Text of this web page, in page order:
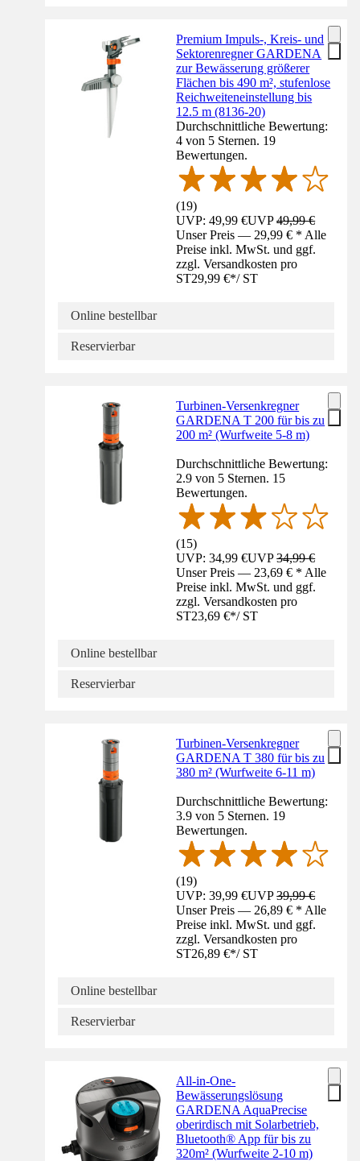
Premium Impuls-, Kreis- und
Sektorenregner GARDENA
zur Bewässerung größerer
Flächen bis 490 m², stufenlose
Reichweiteneinstellung bis
12.5 m (8136-20)
Durchschnittliche Bewertung:
4 von 5 Sternen. 19
Bewertungen.
(19)
UVP: 49,99 €UVP49,99 €
Unser Preis — 29,99 € * Alle
Preise inkl. MwSt. und ggf.
zzgl. Versandkosten pro
ST29,99 €*/ ST
Online bestellbar
Reservierbar
Turbinen-Versenkregner
GARDENA T 200 für bis zu
200 m² (Wurfweite 5-8 m)
Durchschnittliche Bewertung:
2.9 von 5 Sternen. 15
Bewertungen.
(15)
UVP: 34,99 €UVP34,99 €
Unser Preis — 23,69 € * Alle
Preise inkl. MwSt. und ggf.
zzgl. Versandkosten pro
ST23,69 €*/ ST
Online bestellbar
Reservierbar
Turbinen-Versenkregner
GARDENA T 380 für bis zu
380 m² (Wurfweite 6-11 m)
Durchschnittliche Bewertung:
3.9 von 5 Sternen. 19
Bewertungen.
(19)
UVP: 39,99 €UVP39,99 €
Unser Preis — 26,89 € * Alle
Preise inkl. MwSt. und ggf.
zzgl. Versandkosten pro
ST26,89 €*/ ST
Online bestellbar
Reservierbar
All-in-One-
Bewässerungslösung
GARDENA AquaPrecise
oberirdisch mit Solarbetrieb,
Bluetooth® App für bis zu
320m² (Wurfweite 2-10 m)